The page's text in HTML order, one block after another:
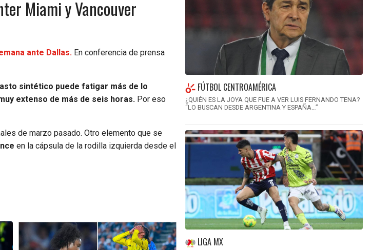
Miami y Vancouver
ante Dallas. En conferencia de prensa
sintético puede fatigar más de lo
extenso de más de seis horas. Por eso
de marzo pasado. Otro elemento que se
en la cápsula de la rodilla izquierda desde el
FÚTBOL CENTROAMÉRICA
¿QUIÉN ES LA JOYA QUE FUE A VER LUIS FERNANDO TENA?
“LO BUSCAN DESDE ARGENTINA Y ESPAÑA…”
LIGA MX